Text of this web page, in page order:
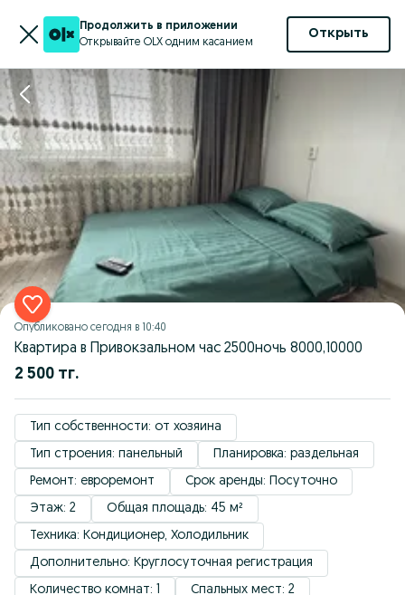
Продолжить в приложении
Открывайте OLX одним касанием
Открыть
Опубликовано сегодня в 10:40
Квартира в Привокзальном час 2500ночь 8000,10000
2 500 тг.
Тип собственности: от хозяина
Тип строения: панельный
Планировка: раздельная
Ремонт: евроремонт
Срок аренды: Посуточно
Этаж: 2
Общая площадь: 45 м²
Техника: Кондиционер, Холодильник
Дополнительно: Круглосуточная регистрация
Количество комнат: 1
Спальных мест: 2